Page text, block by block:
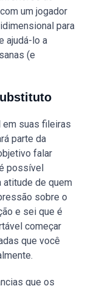
um jogador
para
ajudá-lo a
(e
suas fileiras
parte da
falar
possível
atitude de quem
sobre o
e sei que é
começar
que você
que os